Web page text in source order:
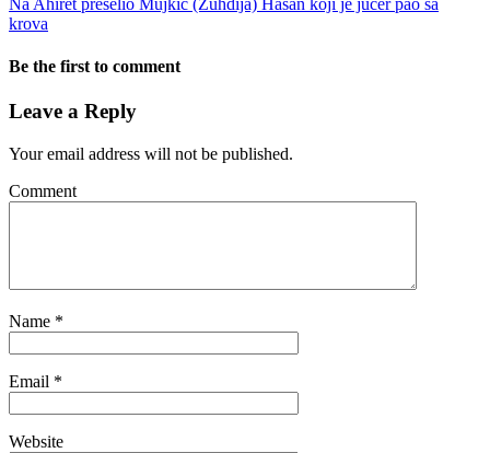
krova
Be the first to comment
Leave a Reply
Your email address will not be published.
Comment
Name *
Email *
Website